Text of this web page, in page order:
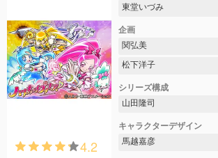
4.2
東堂いづみ
企画
関弘美
松下洋子
シリーズ構成
山田隆司
キャラクターデザイン
馬越嘉彦